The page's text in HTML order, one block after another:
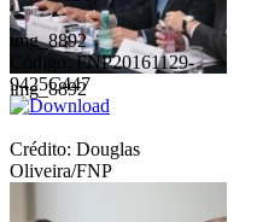
img_8892
img_8892
Código: FNP20161129-
9425C447
Crédito: Douglas
Oliveira/FNP